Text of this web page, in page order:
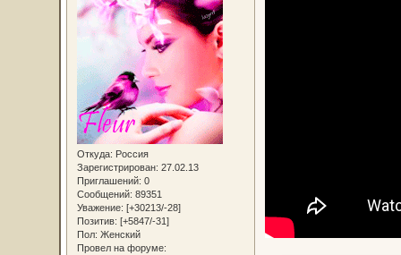
Откуда: Россия
Зарегистрирован: 27.02.13
Приглашений: 0
Сообщений: 89351
Уважение: [+30213/-28]
Позитив: [+5847/-31]
Пол: Женский
Провел на форуме: